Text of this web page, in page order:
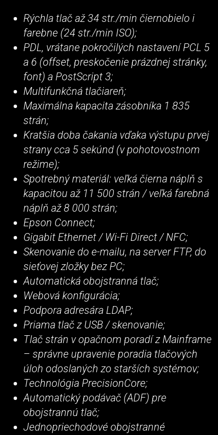
Rýchla tlač až 34 str./min čiernobielo i
farebne (24 str./min ISO);
PDL, vrátane pokročilých nastavení PCL 5
a 6 (offset, preskočenie prázdnej stránky,
font) a PostScript 3;
Multifunkčná tlačiareň;
Maximálna kapacita zásobníka 1 835
strán;
Kratšia doba čakania vďaka výstupu prvej
strany cca 5 sekúnd (v pohotovostnom
režime);
Spotrebný materiál: veľká čierna náplň s
kapacitou až 11 500 strán / veľká farebná
náplň až 8 000 strán;
Epson Connect;
Gigabit Ethernet / Wi-Fi Direct / NFC;
Skenovanie do e-mailu, na server FTP, do
sieťovej zložky bez PC;
Automatická obojstranná tlač;
Webová konfigurácia;
Podpora adresára LDAP;
Priama tlač z USB / skenovanie;
Tlač strán v opačnom poradí z Mainframe
– správne upravenie poradia tlačových
úloh odoslaných zo starších systémov;
Technológia PrecisionCore;
Automatický podávač (ADF) pre
obojstrannú tlač;
Jednopriechodové obojstranné